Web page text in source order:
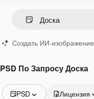
Создать ИИ-изображение
PSD По Запросу Доска
PSD Лицензия